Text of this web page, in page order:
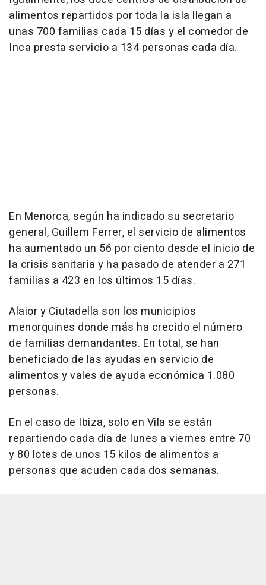
alimentos repartidos por toda la isla llegan a
unas 700 familias cada 15 días y el comedor de
Inca presta servicio a 134 personas cada día.
En Menorca, según ha indicado su secretario
general, Guillem Ferrer, el servicio de alimentos
ha aumentado un 56 por ciento desde el inicio de
la crisis sanitaria y ha pasado de atender a 271
familias a 423 en los últimos 15 días.
Alaior y Ciutadella son los municipios
menorquines donde más ha crecido el número
de familias demandantes. En total, se han
beneficiado de las ayudas en servicio de
alimentos y vales de ayuda económica 1.080
personas.
En el caso de Ibiza, solo en Vila se están
repartiendo cada día de lunes a viernes entre 70
y 80 lotes de unos 15 kilos de alimentos a
personas que acuden cada dos semanas.